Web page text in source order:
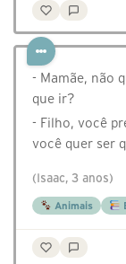
- Mamãe, não
que ir?
- Filho, você
você quer ser
(Isaac, 3 anos)
Animais